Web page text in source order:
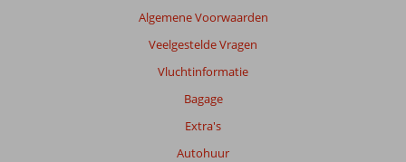
Algemene Voorwaarden
Veelgestelde Vragen
Vluchtinformatie
Bagage
Extra's
Autohuur